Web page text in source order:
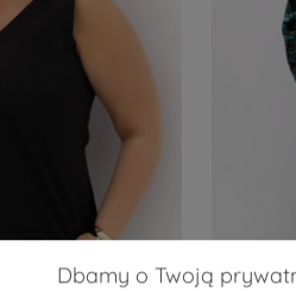
Dbamy o Twoją